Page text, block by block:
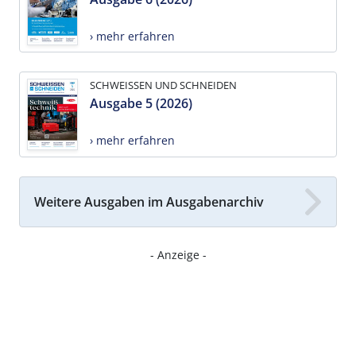
› mehr erfahren
SCHWEISSEN UND SCHNEIDEN
Ausgabe 5 (2026)
› mehr erfahren
Weitere Ausgaben im Ausgabenarchiv
- Anzeige -